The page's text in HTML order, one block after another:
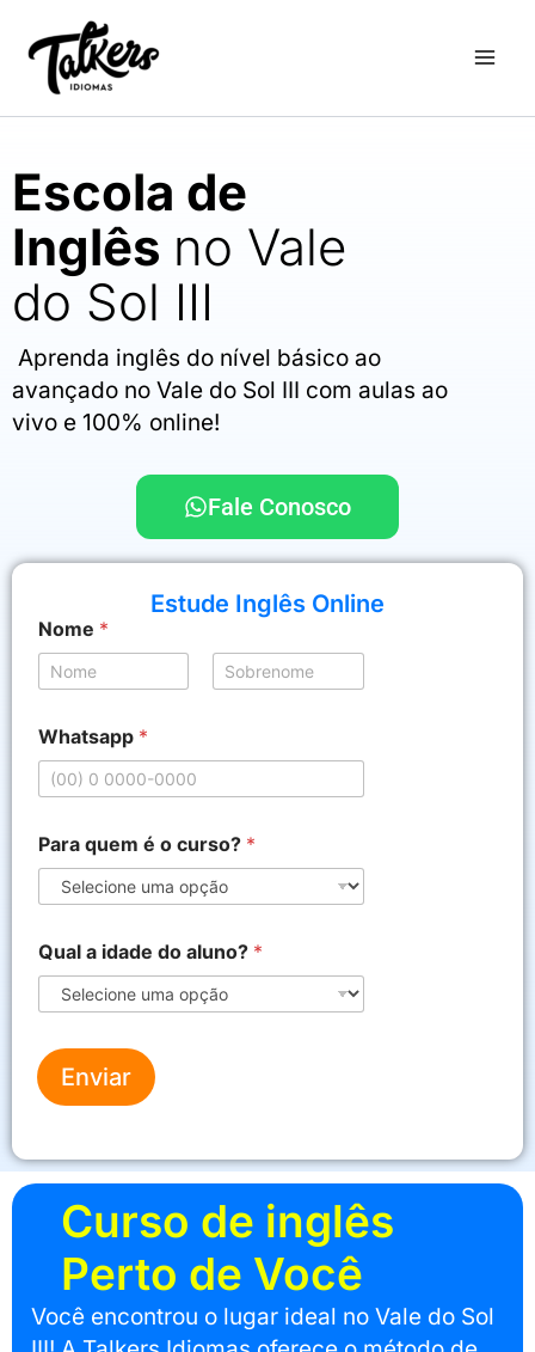
para
conteúdo
Escola de
Inglês no Vale
do Sol III
Aprenda inglês do nível básico ao
avançado no Vale do Sol III com aulas ao
vivo e 100% online!
Fale Conosco
Estude Inglês Online
Nome *
u
r
?
N
o
m
P
a
Whatsapp *
Para quem é o curso? *
Qual a idade do aluno? *
Enviar
Curso de inglês
Perto de Você
Você encontrou o lugar ideal no Vale do Sol